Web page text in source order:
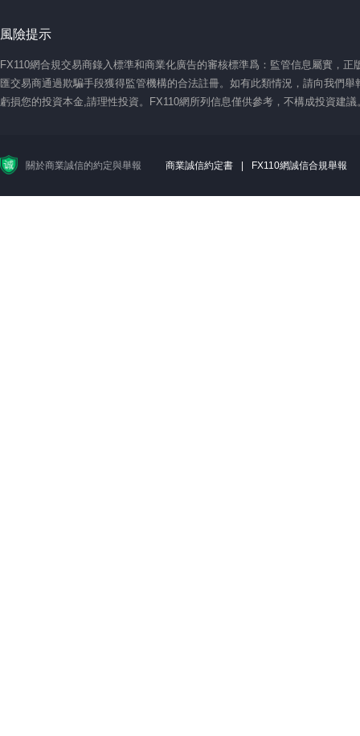
風險提示
FX110網合規交易商錄入標準和商業化廣告的審核標準爲：監管信息屬實，
匯交易商通過欺騙手段獲得監管機構的合法註冊。如有此類情況，請向我們
虧損您的投資本金,請理性投資。FX110網所列信息僅供參考，不構成投資建
關於商業誠信的約定與舉報 商業誠信約定書 | FX110網誠信合規舉報